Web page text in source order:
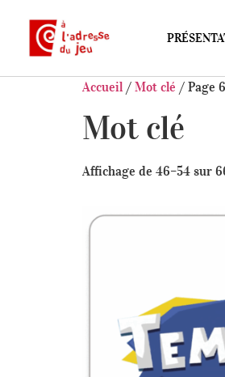
Accueil / Mot clé / Page 6
Mot clé
Affichage de 46–54 sur